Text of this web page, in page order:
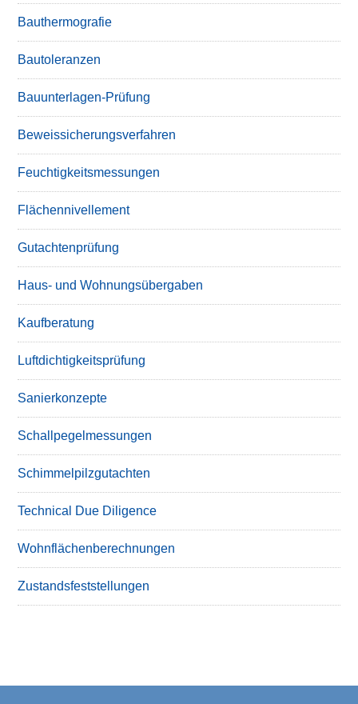
Bauthermografie
Bautoleranzen
Bauunterlagen-Prüfung
Beweissicherungsverfahren
Feuchtigkeitsmessungen
Flächennivellement
Gutachtenprüfung
Haus- und Wohnungsübergaben
Kaufberatung
Luftdichtigkeitsprüfung
Sanierkonzepte
Schallpegelmessungen
Schimmelpilzgutachten
Technical Due Diligence
Wohnflächenberechnungen
Zustandsfeststellungen